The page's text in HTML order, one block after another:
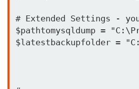
# Extended Settings -
$pathtomysqldump =
$latestbackupfolder =